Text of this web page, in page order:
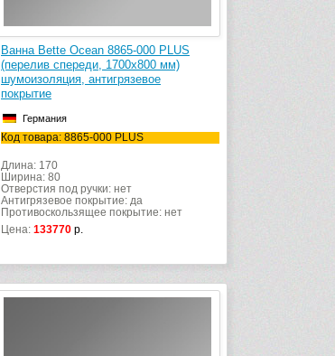
Ванна Bette Ocean 8865-000 PLUS
(перелив спереди, 1700х800 мм)
шумоизоляция, антигрязевое
покрытие
Германия
Код товара: 8865-000 PLUS
Длина: 170
Ширина: 80
Отверстия под ручки: нет
Антигрязевое покрытие: да
Противоскользящее покрытие: нет
Цена: 133770 р.